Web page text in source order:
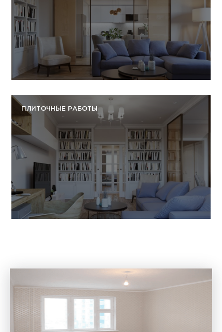
ПЛИТОЧНЫЕ РАБОТЫ
декоративность, простота в уходе и невысокая
стоимость. Плитка не выделяет вредных веществ и
относится к экологичным материалом.
Подробнее